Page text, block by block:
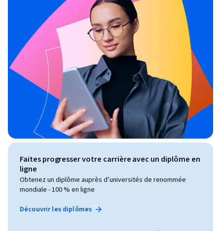
Faites progresser votre carrière avec un diplôme en
ligne
Obtenez un diplôme auprès d’universités de renommée
mondiale - 100 % en ligne
Découvrir les diplômes